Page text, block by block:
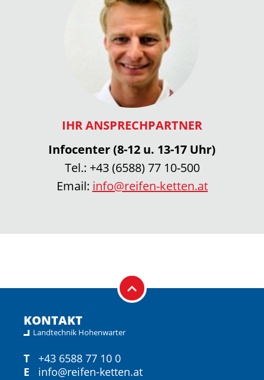
IHR ANSPRECHPARTNER
Infocenter (8-12 u. 13-17 Uhr)
Tel.: +43 (6588) 77 10-500
Email: info@reifen-ketten.at
KONTAKT
Landtechnik Hohenwarter
T
+43 6588 77 10 0
E
info@reifen-ketten.at